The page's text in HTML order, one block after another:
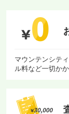
マウンテンシテ
ル料など一切かか